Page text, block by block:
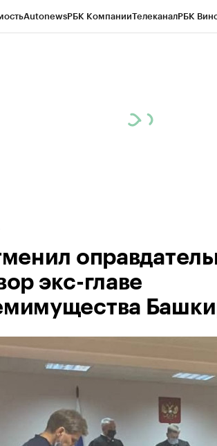
AutonewsРБК КомпанииТелеканалРБК
экс-главе